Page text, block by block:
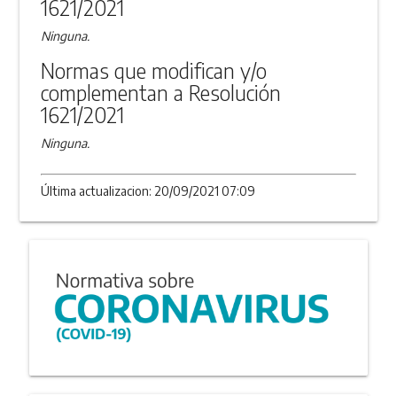
1621/2021
Ninguna.
Normas que modifican y/o
complementan a Resolución
1621/2021
Ninguna.
Última actualizacion: 20/09/2021 07:09